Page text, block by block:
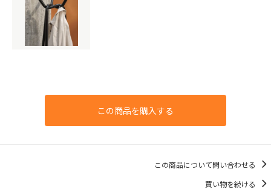
この商品を購入する
この商品について問い合わせる
買い物を続ける